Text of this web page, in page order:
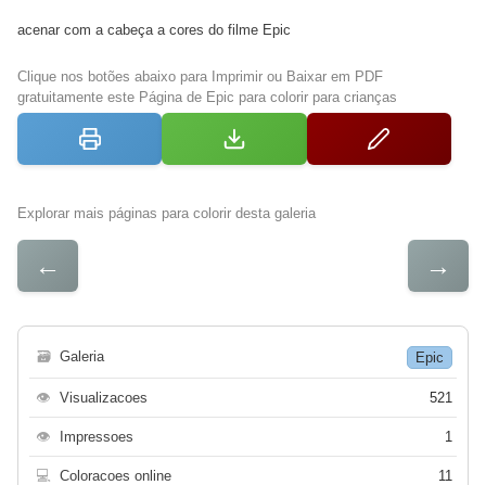
acenar com a cabeça a cores do filme Epic
Clique nos botões abaixo para Imprimir ou Baixar em PDF
gratuitamente este Página de Epic para colorir para crianças
Explorar mais páginas para colorir desta galeria
← →
🗃 Galeria Epic
👁 Visualizacoes 521
👁 Impressoes 1
💻 Coloracoes online 11